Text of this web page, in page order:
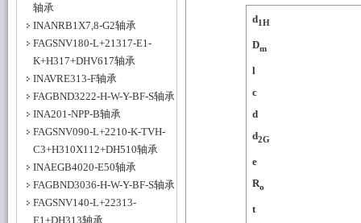
轴承
INANRB1X7,8-G2轴承
FAGSNV180-L+21317-E1-
K+H317+DHV617轴承
INAVRE313-F轴承
FAGBND3222-H-W-Y-BF-S轴承
INA201-NPP-B轴承
FAGSNV090-L+2210-K-TVH-
C3+H310X112+DH510轴承
INAEGB4020-E50轴承
FAGBND3036-H-W-Y-BF-S轴承
FAGSNV140-L+22313-
E1+DH313轴承
d1H
Dm
l
c
d
d2G
e
Ro
t